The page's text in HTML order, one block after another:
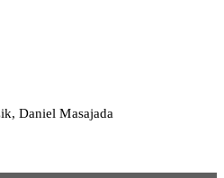
Daniel Masajada